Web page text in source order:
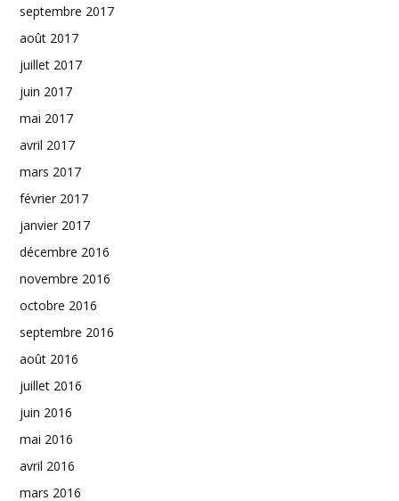
septembre 2017
août 2017
juillet 2017
juin 2017
mai 2017
avril 2017
mars 2017
février 2017
janvier 2017
décembre 2016
novembre 2016
octobre 2016
septembre 2016
août 2016
juillet 2016
juin 2016
mai 2016
avril 2016
mars 2016